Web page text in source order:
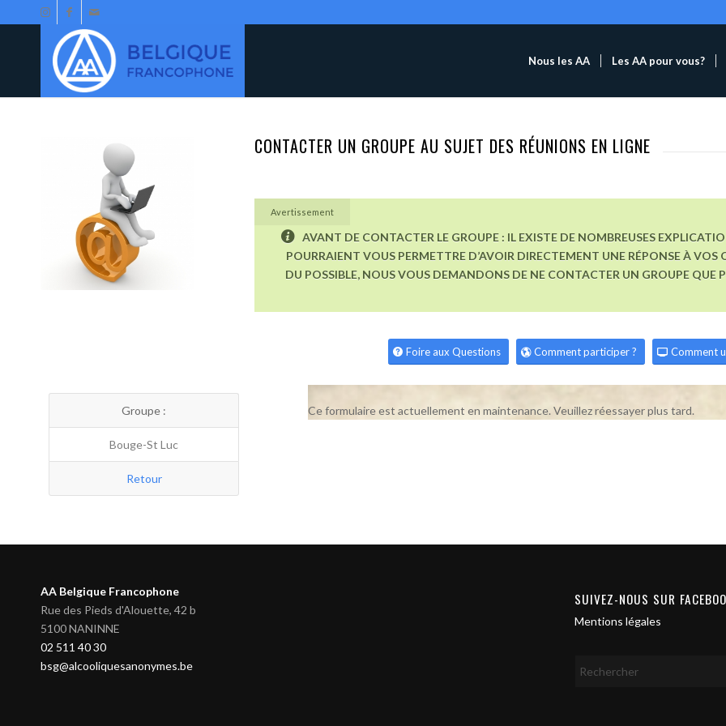
Nous les AA Les AA pour vous?
CONTACTER UN GROUPE AU SUJET DES RÉUNIONS EN LIGNE
Avertissement
AVANT DE CONTACTER LE GROUPE : IL EXISTE DE NOMBREUSES
POURRAIENT VOUS PERMETTRE D’AVOIR DIRECTEMENT UNE RÉPONSE À VOS
DU POSSIBLE, NOUS VOUS DEMANDONS DE NE CONTACTER UN GROUPE QUE
Foire aux Questions Comment participer ? Comment
Groupe :
Bouge-St Luc
Retour
Ce formulaire est actuellement en maintenance. Veuillez réessayer plus tard.
AA Belgique Francophone
Rue des Pieds d'Alouette, 42 b
5100 NANINNE
02 511 40 30
bsg@alcooliquesanonymes.be
SUIVEZ-NOUS SUR
Mentions légales